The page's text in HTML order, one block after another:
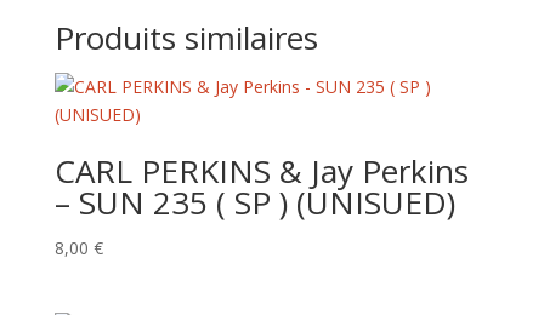
Produits similaires
CARL PERKINS & Jay Perkins
– SUN 235 ( SP ) (UNISUED)
8,00 €